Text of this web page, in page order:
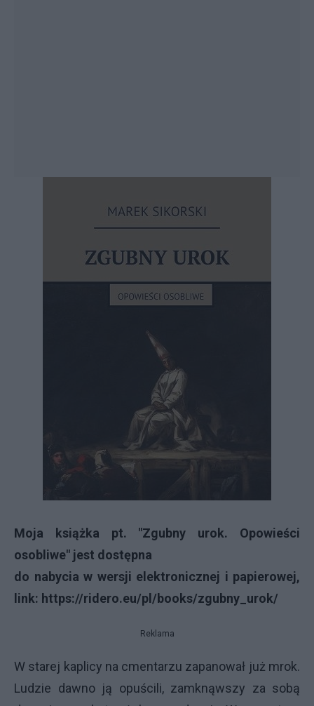
Moja książka pt. "Zgubny urok. Opowieści
osobliwe" jest dostępna
do nabycia w wersji elektronicznej i papierowej,
link: https://ridero.eu/pl/books/zgubny_urok/
Reklama
W starej kaplicy na cmentarzu zapanował już mrok.
Ludzie dawno ją opuścili, zamknąwszy za sobą